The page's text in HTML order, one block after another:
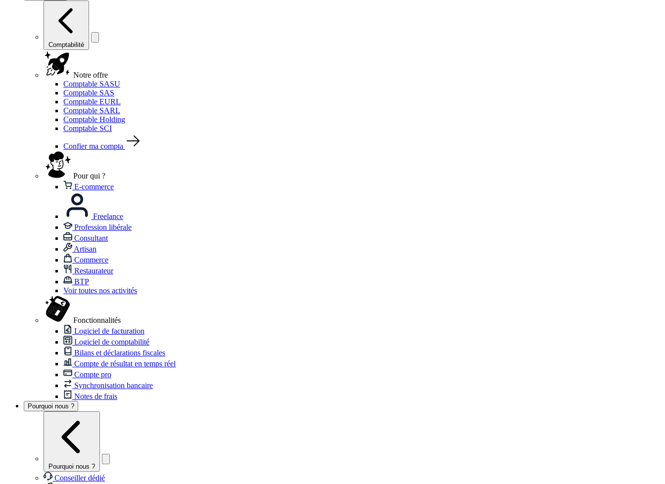
Comptabilité
Notre offre
Comptable SASU
Comptable SAS
Comptable EURL
Comptable SARL
Comptable Holding
Comptable SCI
Confier ma compta
Pour qui ?
E-commerce
Freelance
Profession libérale
Consultant
Artisan
Commerce
Restaurateur
BTP
Voir toutes nos activités
Fonctionnalités
Logiciel de facturation
Logiciel de comptabilité
Bilans et déclarations fiscales
Compte de résultat en temps réel
Compte pro
Synchronisation bancaire
Notes de frais
Pourquoi nous ?
Pourquoi nous ?
Conseiller dédié